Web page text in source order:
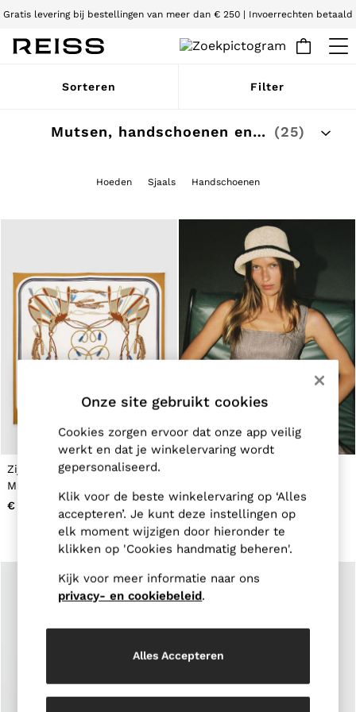
Gratis levering bij bestellingen van meer dan € 250 | Invoerrechten betaald
Wij accepteren
WOMEN
Pre-Autumn Collection
Wedding Guest & Occasion
Tops & T-Shirts
Jumpsuits & Playsuits
Swimwear
Suits & Tailoring
Blazers
Petite
Vests & Cami Tops
Knitwear & Jumpers
Jeans
All Clothing
Heels
Sandals
Trainers
Flats
All Shoes
Bags
Belts
Jewellery
Socks & Tights
All Accessories
Workwear
MEN
Sorteren Filter
Mutsen, handschoenen en sjaals voor dames (25)
Hoeden Sjaals Handschoenen
Zijden sjaal met print in
Multi
€ 115
€ 75
Onze site gebruikt cookies
Cookies zorgen ervoor dat onze app veilig
werkt en dat je winkelervaring wordt
gepersonaliseerd.
Klik voor de beste winkelervaring op ‘Alles
accepteren’. Je kunt deze instellingen op
elk moment wijzigen door hieronder te
klikken op 'Cookies handmatig beheren'.
Kijk voor meer informatie naar ons
privacy- en cookiebeleid.
Alles Accepteren